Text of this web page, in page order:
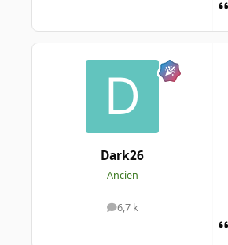
Dark26
Ancien
6,7 k
messages